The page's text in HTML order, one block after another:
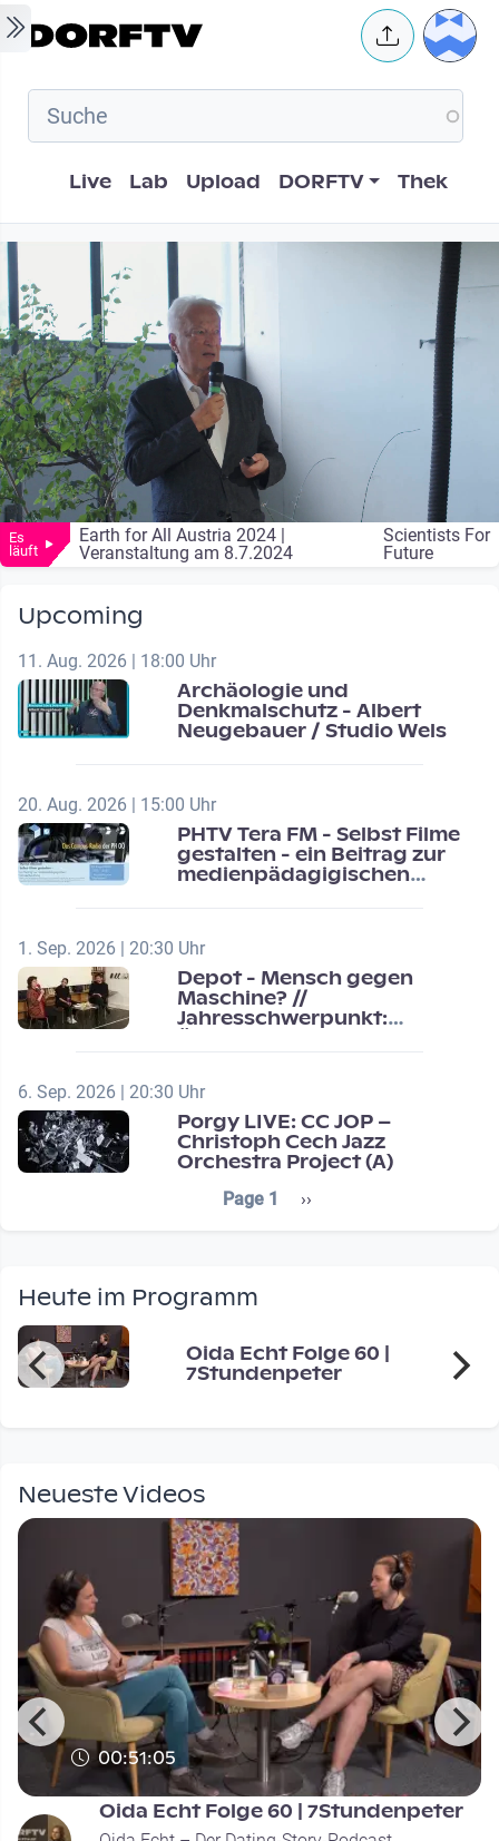
Skip to main content User
Hauptnavigation
Live Lab Upload DORFTV Thek
Es
läuft
Earth for All Austria 2024 |
Veranstaltung am 8.7.2024
Scientists For
Future
Upcoming
11. Aug. 2026 | 18:00 Uhr
Archäologie und
Denkmalschutz - Albert
Neugebauer / Studio Wels
20. Aug. 2026 | 15:00 Uhr
PHTV Tera FM - Selbst Filme
gestalten - ein Beitrag zur
medienpädagigischen
1. Sep. 2026 | 20:30 Uhr
Depot - Mensch gegen
Maschine? //
Jahresschwerpunkt:
6. Sep. 2026 | 20:30 Uhr
Porgy LIVE: CC JOP –
Christoph Cech Jazz
Orchestra Project (A)
Seitennummerierung
Page 1 Next page
››
Heute im Programm
Oida Echt Folge 60 |
7Stundenpeter
Neueste Videos
00:51:05
Oida Echt Folge 60 | 7Stundenpeter